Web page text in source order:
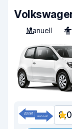
Manuell
4
8,0